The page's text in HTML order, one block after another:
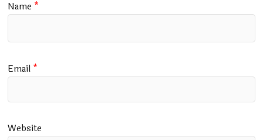
Name *
Email *
Website